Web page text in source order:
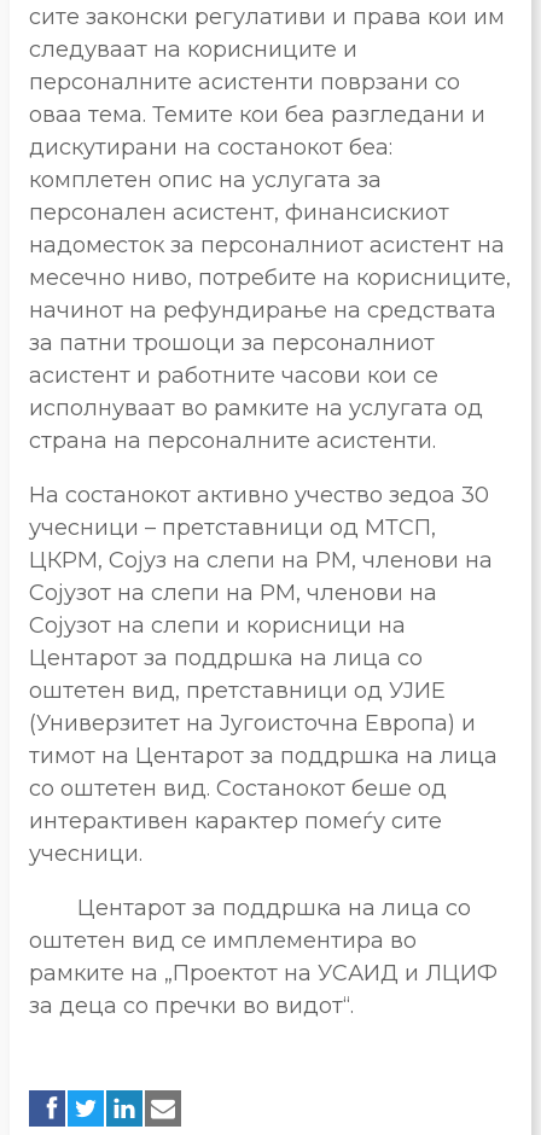
сите законски регулативи и права кои им
следуваат на корисниците и
персоналните асистенти поврзани со
оваа тема. Темите кои беа разгледани и
дискутирани на состанокот беа:
комплетен опис на услугата за
персонален асистент, финансискиот
надоместок за персоналниот асистент на
месечно ниво, потребите на корисниците,
начинот на рефундирање на средствата
за патни трошоци за персоналниот
асистент и работните часови кои се
исполнуваат во рамките на услугата од
страна на персоналните асистенти.
На состанокот активно учество зедоа 30
учесници – претставници од МТСП,
ЦКРМ, Сојуз на слепи на РМ, членови на
Сојузот на слепи на РМ, членови на
Сојузот на слепи и корисници на
Центарот за поддршка на лица со
оштетен вид, претставници од УЈИЕ
(Универзитет на Југоисточна Европа) и
тимот на Центарот за поддршка на лица
со оштетен вид. Состанокот беше од
интерактивен карактер помеѓу сите
учесници.
Центарот за поддршка на лица со
оштетен вид се имплементира во
рамките на „Проектот на УСАИД и ЛЦИФ
за деца со пречки во видот“.